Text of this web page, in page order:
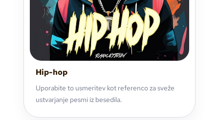
Hip-hop
Uporabite to usmeritev kot referenco za sveže
ustvarjanje pesmi iz besedila.